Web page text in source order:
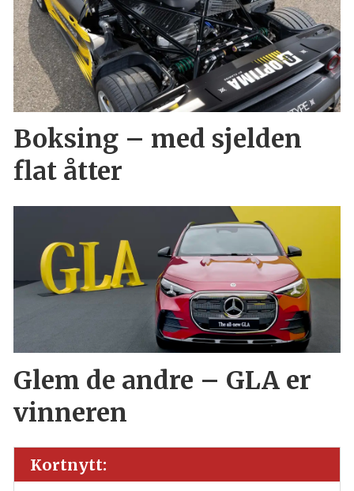
Boksing – med sjelden
flat åtter
Glem de andre – GLA er
vinneren
Kortnytt: